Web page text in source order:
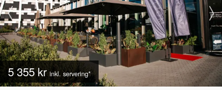
5 355 krinkl. servering*